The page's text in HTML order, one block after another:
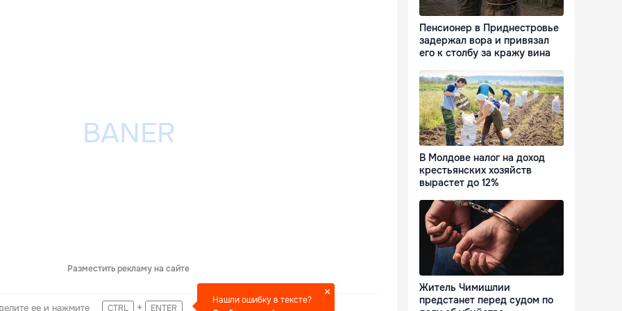
Разместить рекламу на сайте
ее и нажмите CTRL + ENTER
Нашли ошибку в тексте?
Пенсионер в Приднестровье
задержал вора и привязал
его к столбу за кражу вина
В Молдове налог на доход
крестьянских хозяйств
вырастет до 12%
Житель Чимишлии
предстанет перед судом по